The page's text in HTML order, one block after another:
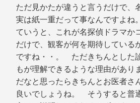
ただ見かたが違うと言うだけで、
実は紙一重だって事なんですよ
ていうと、これが名探偵ドラマか
だけで、観客が何を期待している
ですね・・。 ただきちんとした
もが理解できるような理由があ
だなと思ったらきちんとお医者さ
良いでしょうね。 そうすると普